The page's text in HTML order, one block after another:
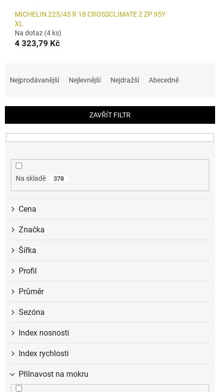
MICHELIN 225/45 R 18 CROSSCLIMATE 2 ZP 95Y
XL
Na dotaz (4 ks)
4 323,79 Kč
í
p
r
Nejprodávanější Nejlevnější Nejdražší Abecedně
ZAVŘÍT FILTR
Na skladě 378
Cena
Značka
Šířka
Profil
Průměr
Sezóna
Index nosnosti
Index rychlosti
Přilnavost na mokru